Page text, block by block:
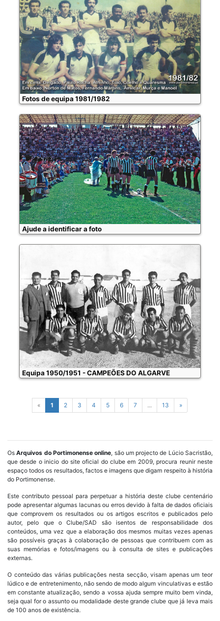
Fotos de equipa 1981/1982
Ajude a identificar a foto
Equipa 1950/1951 - CAMPEÕES DO ALGARVE
« 1 2 3 4 5 6 7 ... 13 »
OsArquivos do Portimonense online, são um projecto de Lúcio Sacristão,
que desde o inicio do site oficial do clube em 2009, procura reunir neste
espaço todos os resultados, factos e imagens que digam respeito à história
do Portimonense.
Este contributo pessoal para perpetuar a história deste clube centenário
pode apresentar algumas lacunas ou erros devido à falta de dados oficiais
que comprovem os resultados ou os artigos escritos e publicados pelo
autor, pelo que o Clube/SAD são isentos de responsabilidade dos
conteúdos, uma vez que a elaboração dos mesmos muitas vezes apenas
são possíveis graças à colaboração de pessoas que contribuem com as
suas memórias e fotos/imagens ou à consulta de sites e publicações
externas.
O conteúdo das várias publicações nesta secção, visam apenas um teor
lúdico e de entretenimento, não sendo de modo algum vinculativas e estão
em constante atualização, sendo a vossa ajuda sempre muito bem vinda,
seja qual for o assunto ou modalidade deste grande clube que já leva mais
de 100 anos de existência.